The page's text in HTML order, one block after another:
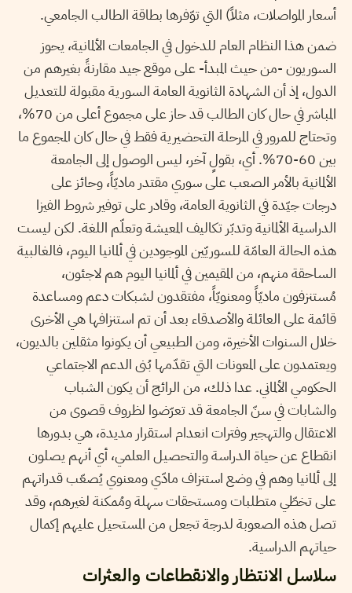
أسعار المواصلات، مثلاً) التي توّفرها بطاقة الطالب الجامعي.
ضمن هذا النظام العام للدخول في الجامعات الألمانية، يحوز
السوريون -من حيث المبدأ- على موقع جيد مقارنةً بغيرهم من
الدول، إذ أن الشهادة الثانوية العامة السورية مقبولة للتعديل
المباشر في حال كان الطالب قد حاز على مجموع أعلى من 70%،
وتحتاج للمرور في المرحلة التحضيرية فقط في حال كان المجموع ما
بين 60-70%. أي، بقولٍ آخر، ليس الوصول إلى الجامعة
الألمانية بالأمر الصعب على سوري مقتدر ماديّاً، وحائز على
درجات جيّدة في الثانوية العامة، وقادر على توفير شروط الفيزا
الدراسية الألمانية وتدبّر تكاليف المعيشة وتعلّم اللغة. لكن ليست
هذه الحالة العامّة للسوريّين الموجودين في ألمانيا اليوم، فالغالبية
الساحقة منهم، من المقيمين في ألمانيا اليوم هم لاجئون،
مُستنزفون ماديّاً ومعنويّاً، مفتقدون لشبكات دعم ومساعدة
قائمة على العائلة والأصدقاء بعد أن تم استنزافها هي الأخرى
خلال السنوات الأخيرة، ومن الطبيعي أن يكونوا مثقلين بالديون،
ويعتمدون على المعونات التي تقدّمها بُنى الدعم الاجتماعي
الحكومي الألماني. عدا ذلك، من الرائج أن يكون الشباب
والشابات في سنّ الجامعة قد تعرّضوا لظروف قصوى من
الاعتقال والتهجير وفترات انعدام استقرار مديدة، هي بدورها
انقطاع عن حياة الدراسة والتحصيل العلمي، أي أنهم يصلون
إلى ألمانيا وهم في وضع استنزاف مادّي ومعنوي يُصعّب قدراتهم
على تخطّي متطلبات ومستحقات سهلة ومُمكنة لغيرهم، وقد
تصل هذه الصعوبة لدرجة تجعل من المستحيل عليهم إكمال
حياتهم الدراسية.
سلاسل الانتظار والانقطاعات والعثرات